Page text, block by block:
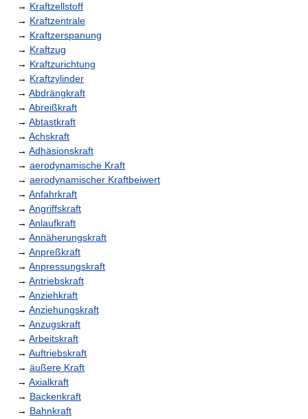
→ Kraftzellstoff
→ Kraftzentrale
→ Kraftzerspanung
→ Kraftzug
→ Kraftzurichtung
→ Kraftzylinder
→ Abdrängkraft
→ Abreißkraft
→ Abtastkraft
→ Achskraft
→ Adhäsionskraft
→ aerodynamische Kraft
→ aerodynamischer Kraftbeiwert
→ Anfahrkraft
→ Angriffskraft
→ Anlaufkraft
→ Annäherungskraft
→ Anpreßkraft
→ Anpressungskraft
→ Antriebskraft
→ Anziehkraft
→ Anziehungskraft
→ Anzugskraft
→ Arbeitskraft
→ Auftriebskraft
→ äußere Kraft
→ Axialkraft
→ Backenkraft
→ Bahnkraft